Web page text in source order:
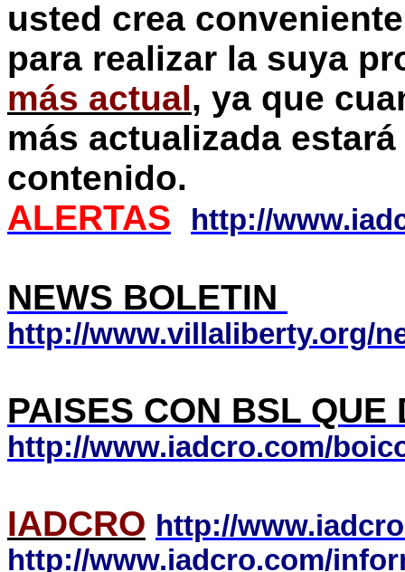
usted crea
para realizar la suya
más actual, ya que
más actualizada
contenido.
ALERTAS
http://
NEWS BOLETIN
http://www.villaliberty.org/
PAISES CON BSL QUE
http://www.iadcro.com/
IADCRO http://
http://www.iadcro.com/